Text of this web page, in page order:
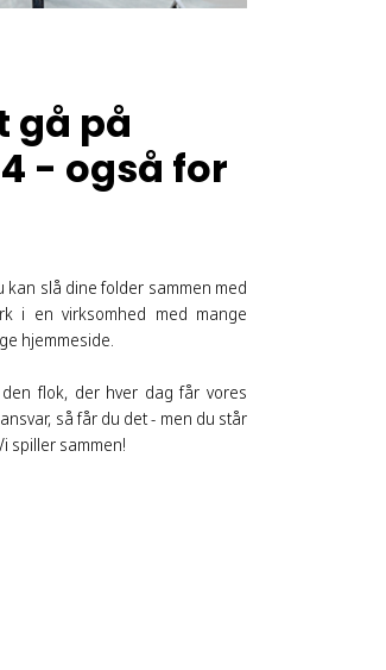
gå på
- også for
slå dine folder sammen med
i en virksomhed med mange
hjemmeside.
flok, der hver dag får vores
så får du det - men du står
spiller sammen!